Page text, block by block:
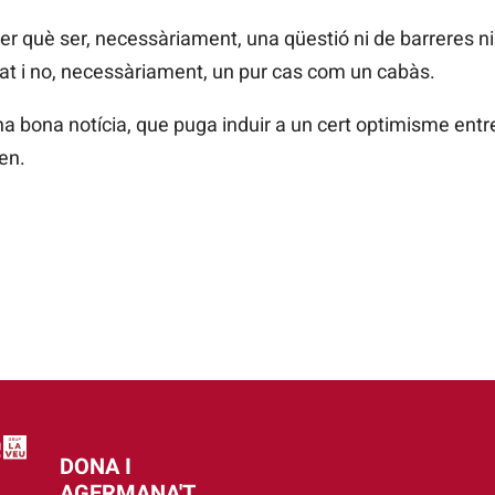
què ser, necessàriament, una qüestió ni de barreres
i no, necessàriament, un pur cas com un cabàs.
bona notícia, que puga induir a un cert optimisme
DONA I